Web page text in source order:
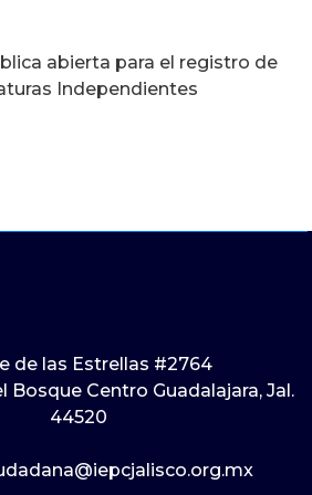
abierta para el registro de
Independientes
de las Estrellas #2764
Bosque Centro Guadalajara, Jal.
44520